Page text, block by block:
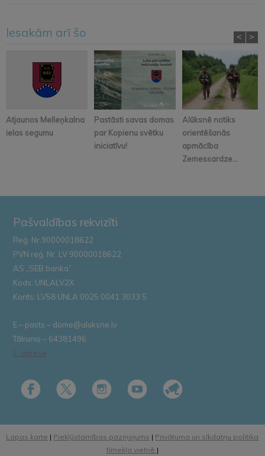
Iesakām arī šo
Atjaunos Melleņkalna
ielas segumu
Pastāsti savas domas
par Kopienu svētku
iniciatīvu!
Alūksnē notiks
orientēšanās
apmācība
Zemessardze...
< >
Pašvaldības rekvizīti
Reģ. Nr.90000018622
PVN reģ. Nr. LV 90000018622
AS „SEB banka”
Kods: UNLALV2X
Konts: LV58 UNLA 0025 0041 3033 5
E – pasts – dome@aluksne.lv
Tālrunis – 64381496
E-adrese
Lapas karte | Piekļūstamības paziņojums | Privātuma un sīkdatņu politika
tīmekļa vietnē |